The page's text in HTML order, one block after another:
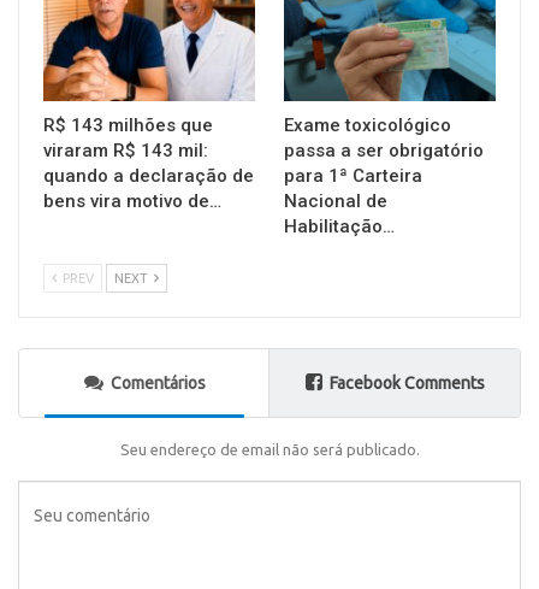
R$ 143 milhões que
viraram R$ 143 mil:
quando a declaração de
bens vira motivo de…
Exame toxicológico
passa a ser obrigatório
para 1ª Carteira
Nacional de
Habilitação…
PREV NEXT
Comentários Facebook Comments
Seu endereço de email não será publicado.